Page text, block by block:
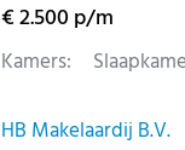
€ 2.500 p/m
Kamers:
HB Makelaardij B.V.